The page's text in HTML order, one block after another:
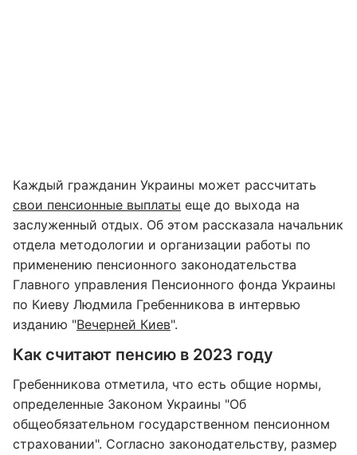
Каждый гражданин Украины может рассчитать
свои пенсионные выплаты еще до выхода на
заслуженный отдых. Об этом рассказала начальник
отдела методологии и организации работы по
применению пенсионного законодательства
Главного управления Пенсионного фонда Украины
по Киеву Людмила Гребенникова в интервью
изданию "Вечерней Киев".
Как считают пенсию в 2023 году
Гребенникова отметила, что есть общие нормы,
определенные Законом Украины "Об
общеобязательном государственном пенсионном
страховании". Согласно законодательству, размер